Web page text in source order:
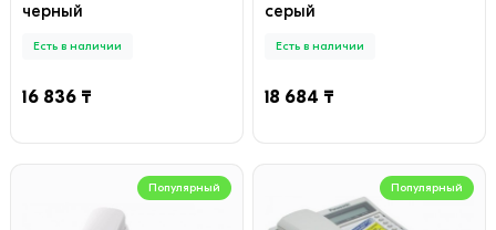
черный
Есть в наличии
16 836 ₸
серый
Есть в наличии
18 684 ₸
Популярный Популярный